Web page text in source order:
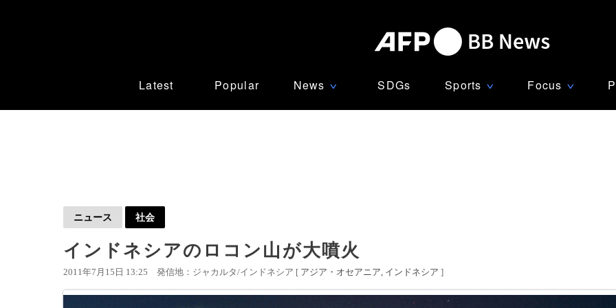
Latest Popular News ∨ SDGs Sports ∨ Focus ∨
ニュース 社会
インドネシアのロコン山が大噴火
2011年7月15日 13:25 発信地：ジャカルタ/インドネシア [ アジア・オセアニア インドネシア ]